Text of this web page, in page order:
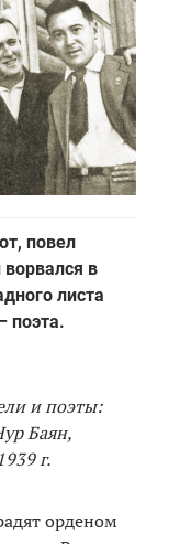
повел
в
листа
поэта.
и поэты:
Баян,
г.
орденом